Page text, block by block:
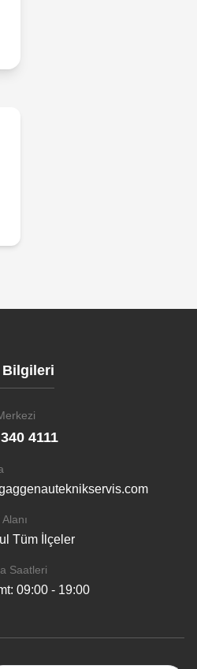
4111
Tüm İlçeler
Saatleri
09:00 - 19:00